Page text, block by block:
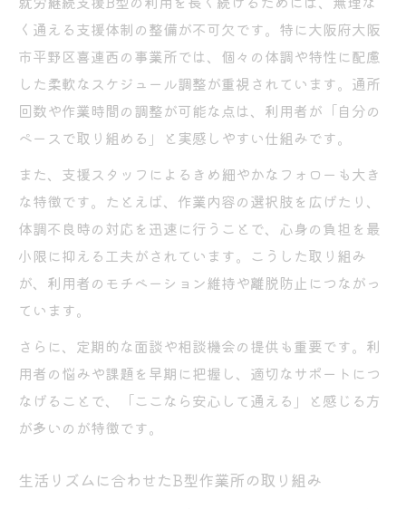
く通える支援体制の整備が不可欠です。特に大阪府大阪
市平野区喜連西の事業所では、個々の体調や特性に配慮
した柔軟なスケジュール調整が重視されています。通所
回数や作業時間の調整が可能な点は、利用者が「自分の
ペースで取り組める」と実感しやすい仕組みです。
また、支援スタッフによるきめ細やかなフォローも大き
な特徴です。たとえば、作業内容の選択肢を広げたり、
体調不良時の対応を迅速に行うことで、心身の負担を最
小限に抑える工夫がされています。こうした取り組み
が、利用者のモチベーション維持や離脱防止につながっ
ています。
さらに、定期的な面談や相談機会の提供も重要です。利
用者の悩みや課題を早期に把握し、適切なサポートにつ
なげることで、「ここなら安心して通える」と感じる方
が多いのが特徴です。
生活リズムに合わせたB型作業所の取り組み